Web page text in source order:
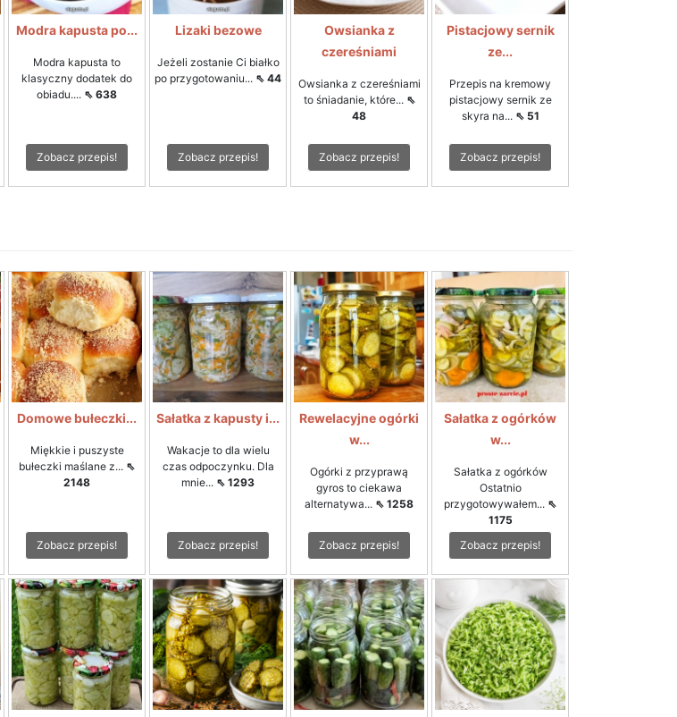
Modra kapusta po...
Modra kapusta to
klasyczny dodatek do
obiadu.... ⇖ 638
Zobacz przepis!
Lizaki bezowe
Jeżeli zostanie Ci białko
po przygotowaniu... ⇖ 44
Zobacz przepis!
Owsianka z
czereśniami
Owsianka z czereśniami
to śniadanie, które... ⇖
48
Zobacz przepis!
Pistacjowy sernik
ze...
Przepis na kremowy
pistacjowy sernik ze
skyra na... ⇖ 51
Zobacz przepis!
Domowe bułeczki...
Miękkie i puszyste
bułeczki maślane z... ⇖
2148
Zobacz przepis!
Sałatka z kapusty i...
Wakacje to dla wielu
czas odpoczynku. Dla
mnie... ⇖ 1293
Zobacz przepis!
Rewelacyjne ogórki
w...
Ogórki z przyprawą
gyros to ciekawa
alternatywa... ⇖ 1258
Zobacz przepis!
Sałatka z ogórków
w...
Sałatka z ogórków
Ostatnio
przygotowywałem... ⇖
1175
Zobacz przepis!